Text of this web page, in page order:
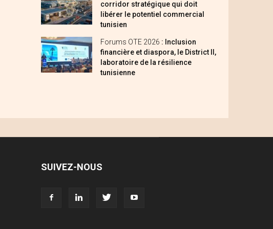
corridor stratégique qui doit
libérer le potentiel commercial
tunisien
Forums OTE 2026 : Inclusion
financière et diaspora, le District II,
laboratoire de la résilience
tunisienne
SUIVEZ-NOUS